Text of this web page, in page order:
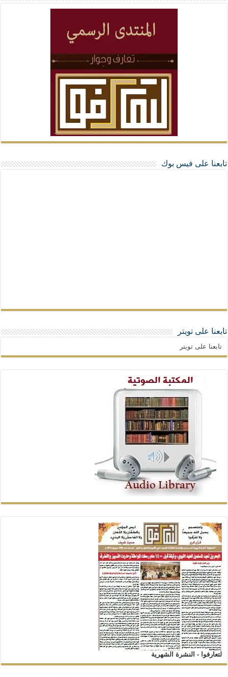
تابعنا على فيس بوك
تابعنا على تويتر
تابعنا على تويتر
لتعارفوا - النشرة الشهرية